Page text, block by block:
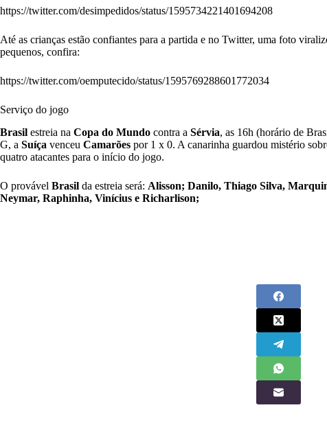
https://twitter.com/desimpedidos/status/1595734221401694208
Até as crianças estão confiantes para a partida e no Twitter, uma foto
pequenos, confira:
https://twitter.com/oemputecido/status/1595769288601772034
Serviço do jogo
Brasil estreia na Copa do Mundo contra a Sérvia, as 16h (horário de
G, a Suíça venceu Camarões por 1 x 0. A canarinha guardou mistério
quatro atacantes para o início do jogo.
O provável Brasil da estreia será: Alisson; Danilo, Thiago Silva,
Neymar, Raphinha, Vinícius e Richarlison;